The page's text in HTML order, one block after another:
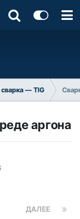
— TIG
аргона
ДАЛЕЕ